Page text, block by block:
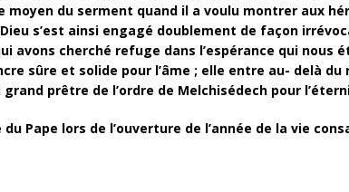
moyen du serment quand il a voulu montrer aux
s’est ainsi engagé doublement de façon
avons cherché refuge dans l’espérance qui nous
sûre et solide pour l’âme ; elle entre au- delà
prêtre de l’ordre de Melchisédech pour
Pape lors de l’ouverture de l’année de la vie